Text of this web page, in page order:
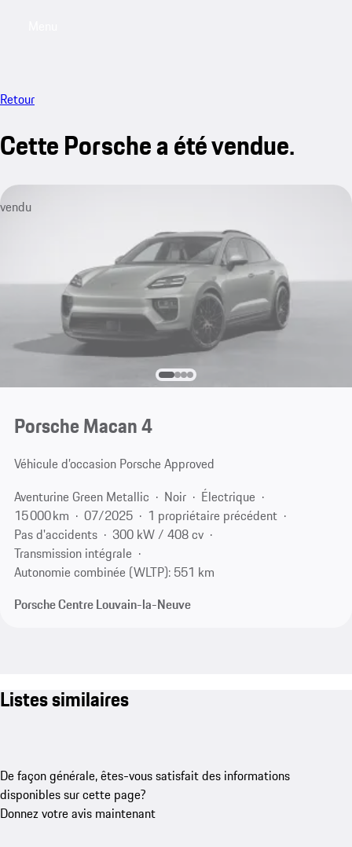
Retour
Cette Porsche a été vendue.
vendu
Porsche Macan 4
Véhicule d’occasion Porsche Approved
Aventurine Green Metallic
Noir
Électrique
15 000 km
07/2025
1 propriétaire précédent
Pas d'accidents
300 kW / 408 cv
Transmission intégrale
Autonomie combinée (WLTP): 551 km
Porsche Centre Louvain-la-Neuve
Listes similaires
De façon générale, êtes-vous satisfait des informations
disponibles sur cette page?
Donnez votre avis maintenant